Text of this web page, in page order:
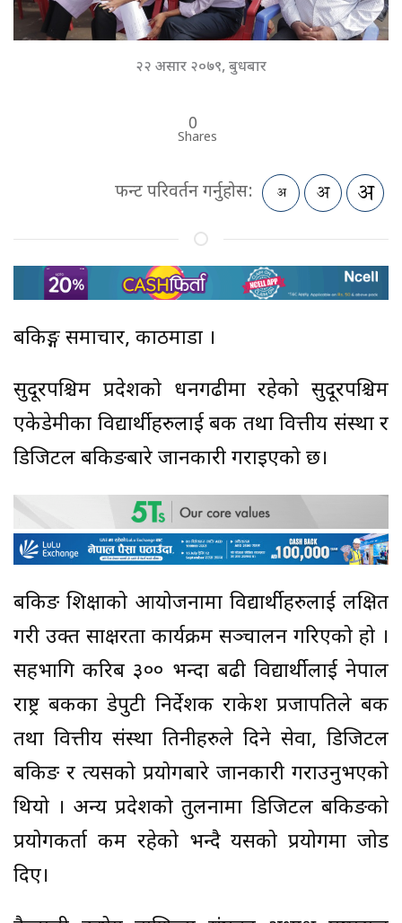
२२ असार २०७९, बुधबार
0
Shares
फन्ट परिवर्तन गर्नुहोस:
बैंकिङ्ग समाचार, काठमाडौं ।
सुदूरपश्चिम प्रदेशको धनगढीमा रहेको सुदूरपश्चिम
एकेडेमीका विद्यार्थीहरुलाई बैंक तथा वित्तीय संस्था र
डिजिटल बैंकिङबारे जानकारी गराइएको छ।
बैंकिङ शिक्षाको आयोजनामा विद्यार्थीहरुलाई लक्षित
गरी उक्त साक्षरता कार्यक्रम सञ्चालन गरिएको हो ।
सहभागि करिब ३०० भन्दा बढी विद्यार्थीलाई नेपाल
राष्ट्र बैंकका डेपुटी निर्देशक राकेश प्रजापतिले बैंक
तथा वित्तीय संस्था तिनीहरुले दिने सेवा, डिजिटल
बैंकिङ र त्यसको प्रयोगबारे जानकारी गराउनुभएको
थियो । अन्य प्रदेशको तुलनामा डिजिटल बैंकिङको
प्रयोगकर्ता कम रहेको भन्दै यसको प्रयोगमा जोड
दिए।